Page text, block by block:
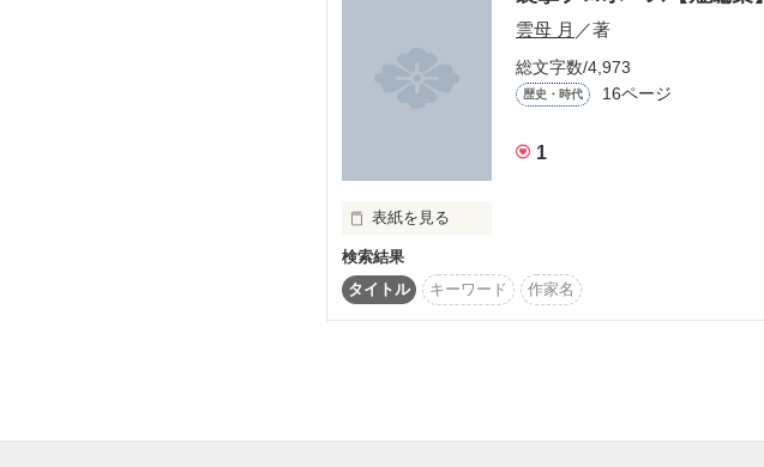
性的表現を含む場合があります
(6)380*
[pass:funonry]
−☆−☆−☆−☆−☆−
それは大好きな君に送る
雲母 月 ／著
総文字数/4,973
歴史・時代 16ページ
1
表紙を見る
検索結果
タイトル
キーワード 作家名